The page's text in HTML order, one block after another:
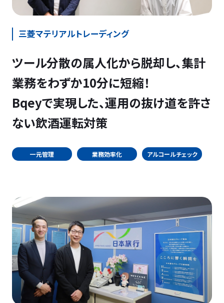
三菱マテリアルトレーディング
ツール分散の属人化から脱却し、集計
業務をわずか10分に短縮！
Bqeyで実現した、運用の抜け道を許さ
ない飲酒運転対策
一元管理 業務効率化 アルコールチェック